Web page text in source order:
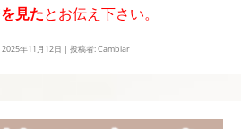
見たとお伝え下さい。
2025年11月12日 | 投稿者:Cambiar